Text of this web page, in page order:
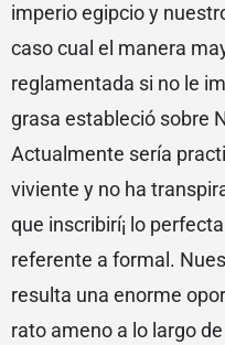
imperio egipcio y
caso cual el manera
reglamentada si no le
grasa estableció sobre
Actualmente serí­a
viviente y no ha
que inscribirí¡ lo
referente a formal.
resulta una enorme
rato ameno a lo largo